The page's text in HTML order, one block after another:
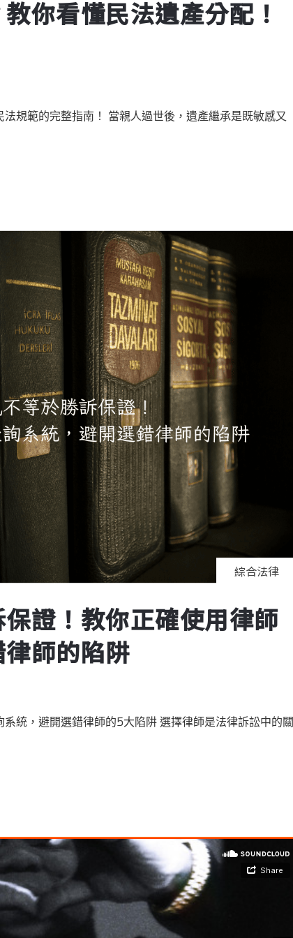
你看懂民法遺產分配！
規範的完整指南！ 當親人過世後，遺產繼承是既敏感又
綜合法律
證！教你正確使用律師
師的陷阱
統，避開選錯律師的5大陷阱 選擇律師是法律訴訟中的關